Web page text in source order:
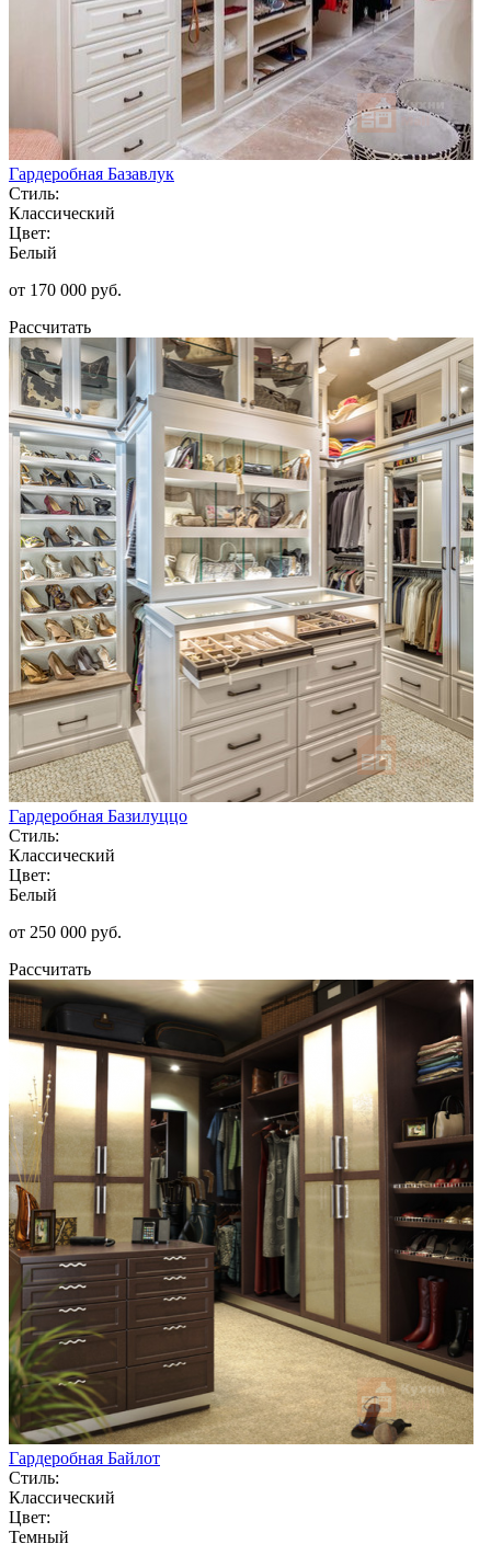
Гардеробная Базавлук
Стиль:
Классический
Цвет:
Белый
от 170 000 руб.
Рассчитать
Гардеробная Базилуццо
Стиль:
Классический
Цвет:
Белый
от 250 000 руб.
Рассчитать
Гардеробная Байлот
Стиль:
Классический
Цвет:
Темный